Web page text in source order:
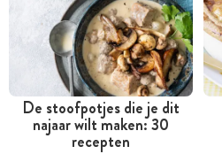
De stoofpotjes die je dit
najaar wilt maken: 30
recepten